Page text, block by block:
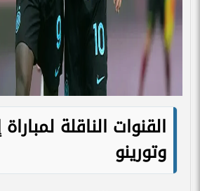
القنوات الناقلة
وتورينو